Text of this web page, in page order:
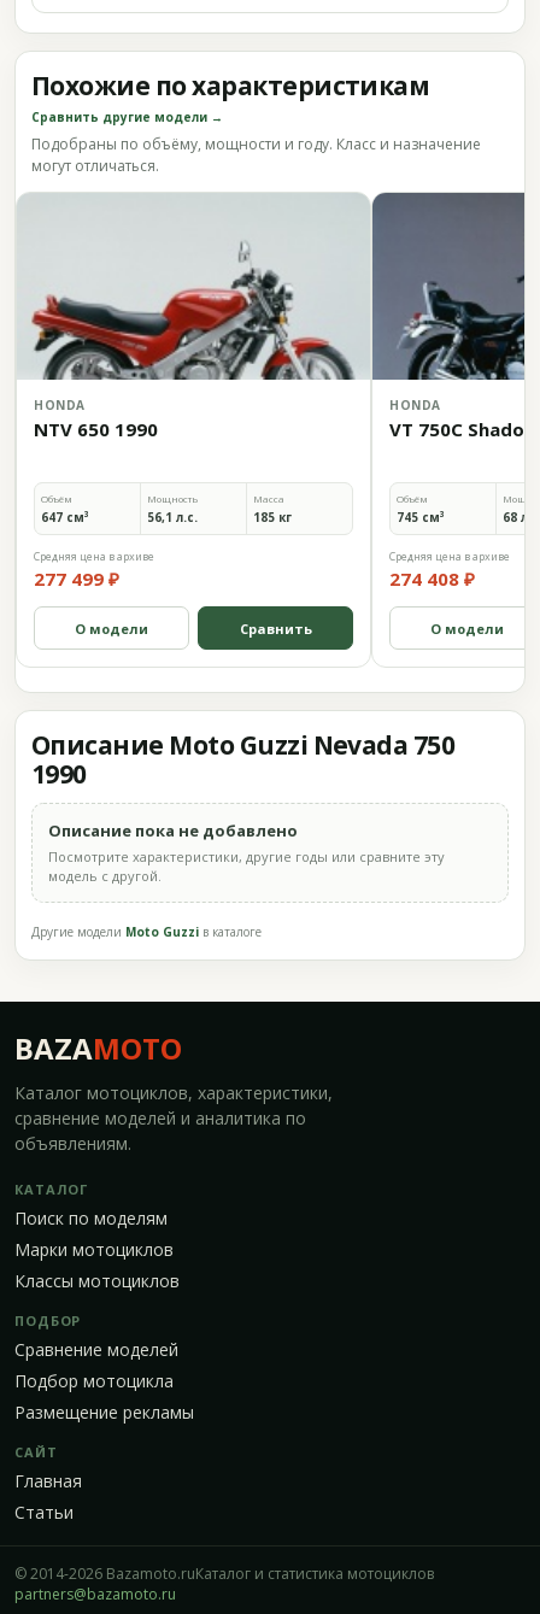
Похожие по характеристикам
Сравнить другие модели →
Подобраны по объёму, мощности и году. Класс и назначение
могут отличаться.
HONDA
NTV 650 1990
Объём
647 см³
Мощность
56,1 л.с.
Масса
185 кг
Средняя цена в архиве
277 499 ₽
О модели Сравнить
HONDA
VT 750C
Объём
745 см³ 68
Средняя цена в архиве
274 408 ₽
О модели
Описание Moto Guzzi Nevada 750
1990
Описание пока не добавлено
Посмотрите характеристики, другие годы или сравните эту
модель с другой.
Другие модели Moto Guzzi в каталоге
BAZAMOTO
Каталог мотоциклов, характеристики,
сравнение моделей и аналитика по
объявлениям.
КАТАЛОГ
Поиск по моделям
Марки мотоциклов
Классы мотоциклов
ПОДБОР
Сравнение моделей
Подбор мотоцикла
Размещение рекламы
САЙТ
Главная
Статьи
© 2014-2026 Bazamoto.ruКаталог и статистика мотоциклов
partners@bazamoto.ru